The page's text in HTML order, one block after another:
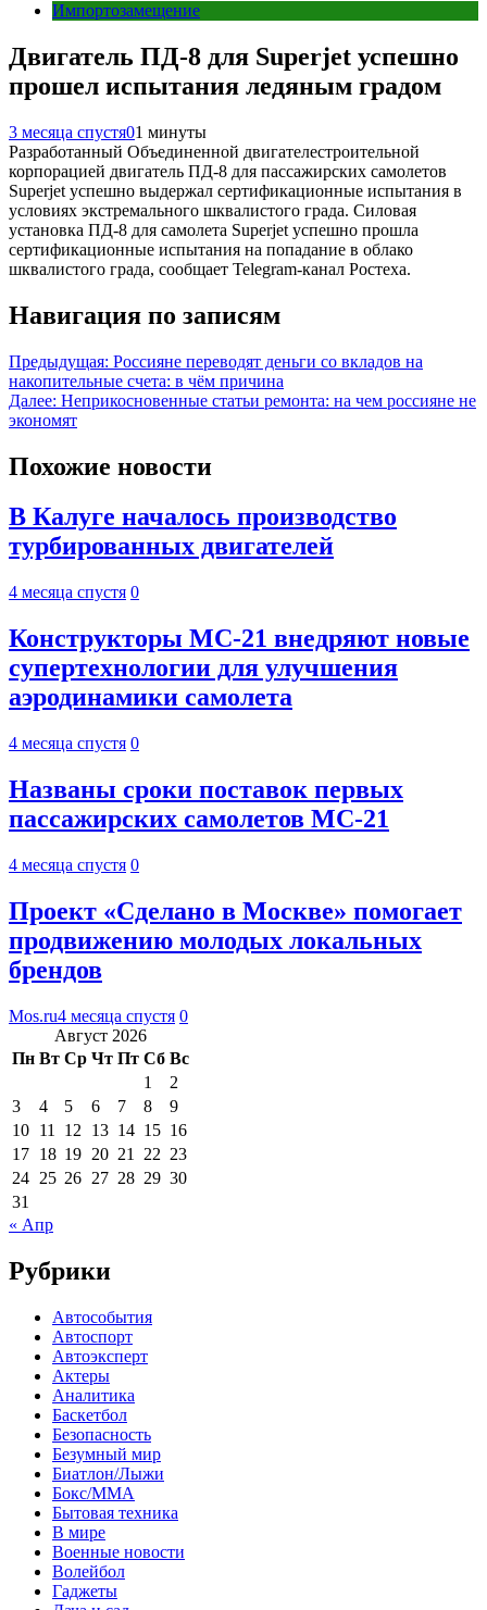
Импортозамещение
Двигатель ПД-8 для Superjet успешно
прошел испытания ледяным градом
3 месяца спустя01 минуты
Разработанный Объединенной двигателестроительной
корпорацией двигатель ПД-8 для пассажирских самолетов
Superjet успешно выдержал сертификационные испытания в
условиях экстремального шквалистого града. Силовая
установка ПД-8 для самолета Superjet успешно прошла
сертификационные испытания на попадание в облако
шквалистого града, сообщает Telegram-канал Ростеха.
Навигация по записям
Предыдущая: Россияне переводят деньги со вкладов на
накопительные счета: в чём причина
Далее: Неприкосновенные статьи ремонта: на чем россияне не
экономят
Похожие новости
В Калуге началось производство
турбированных двигателей
4 месяца спустя 0
Конструкторы МС-21 внедряют новые
супертехнологии для улучшения
аэродинамики самолета
4 месяца спустя 0
Названы сроки поставок первых
пассажирских самолетов МС-21
4 месяца спустя 0
Проект «Сделано в Москве» помогает
продвижению молодых локальных
брендов
Mos.ru4 месяца спустя 0
Август 2026
Пн Вт Ср Чт Пт Сб Вс
1
2
3
4 5 6 7 8
9
10 11 12 13 14 15 16
17 18 19 20 21 22 23
24 25 26 27 28 29 30
31
« Апр
Рубрики
Автособытия
Автоспорт
Автоэксперт
Актеры
Аналитика
Баскетбол
Безопасность
Безумный мир
Биатлон/Лыжи
Бокс/MMA
Бытовая техника
В мире
Военные новости
Волейбол
Гаджеты